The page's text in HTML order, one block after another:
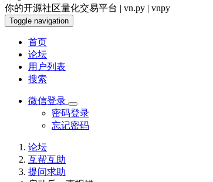
你的开源社区量化交易平台 | vn.py | vnpy
Toggle navigation
首页
论坛
用户列表
搜索
微信登录
密码登录
忘记密码
论坛
互帮互助
提问求助